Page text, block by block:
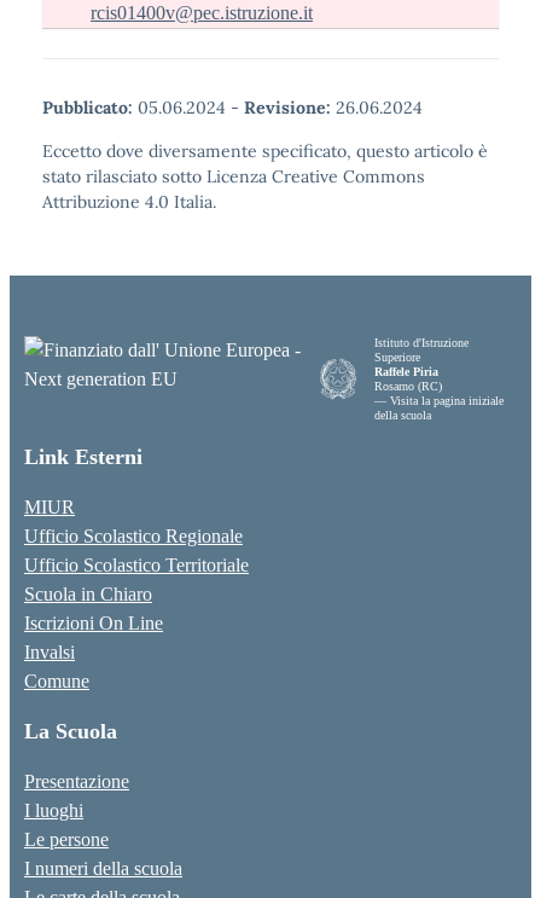
rcis01400v@pec.istruzione.it
Pubblicato: 05.06.2024 - Revisione: 26.06.2024
Eccetto dove diversamente specificato, questo articolo è
stato rilasciato sotto Licenza Creative Commons
Attribuzione 4.0 Italia.
Istituto d'Istruzione
Superiore
Raffele Piria
Rosarno (RC)
— Visita la pagina iniziale
della scuola
Link Esterni
MIUR
Ufficio Scolastico Regionale
Ufficio Scolastico Territoriale
Scuola in Chiaro
Iscrizioni On Line
Invalsi
Comune
La Scuola
Presentazione
I luoghi
Le persone
I numeri della scuola